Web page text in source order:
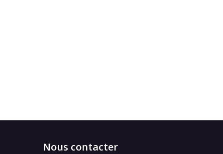
Nous contacter